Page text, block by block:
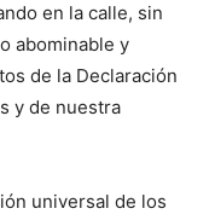
en la calle, sin
abominable y
de la Declaración
y de nuestra
universal de los